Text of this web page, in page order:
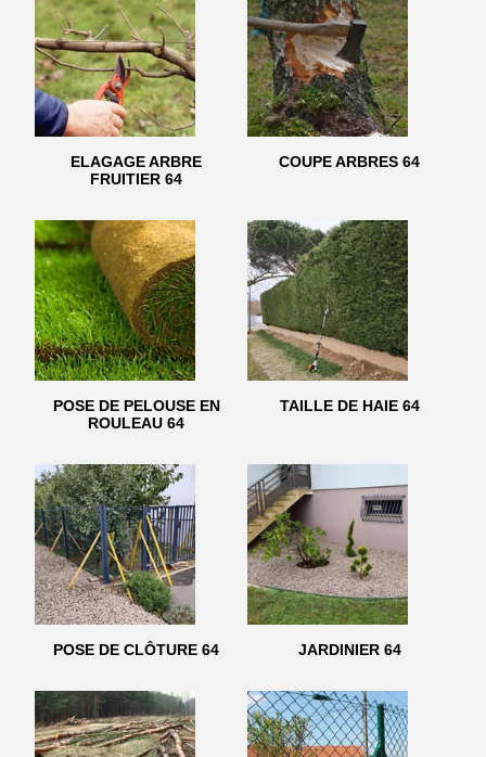
ELAGAGE ARBRE
FRUITIER 64
COUPE ARBRES 64
POSE DE PELOUSE EN
ROULEAU 64
TAILLE DE HAIE 64
POSE DE CLÔTURE 64 JARDINIER 64